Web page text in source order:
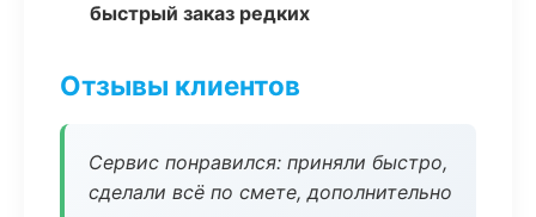
быстрый заказ редких
Отзывы клиентов
Сервис понравился: приняли быстро,
сделали всё по смете, дополнительно